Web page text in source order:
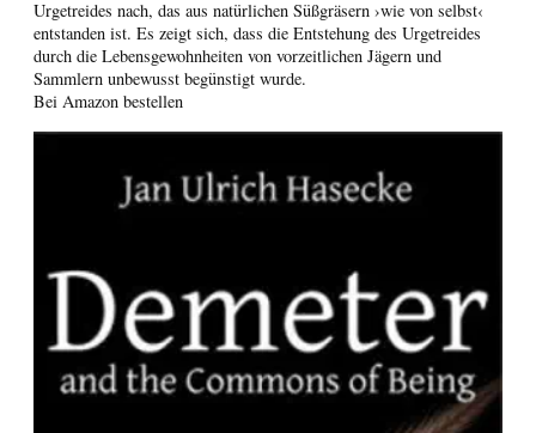
Urgetreides nach, das aus natürlichen Süßgräsern ›wie von selbst‹
entstanden ist. Es zeigt sich, dass die Entstehung des Urgetreides
durch die Lebensgewohnheiten von vorzeitlichen Jägern und
Sammlern unbewusst begünstigt wurde.
Bei Amazon bestellen